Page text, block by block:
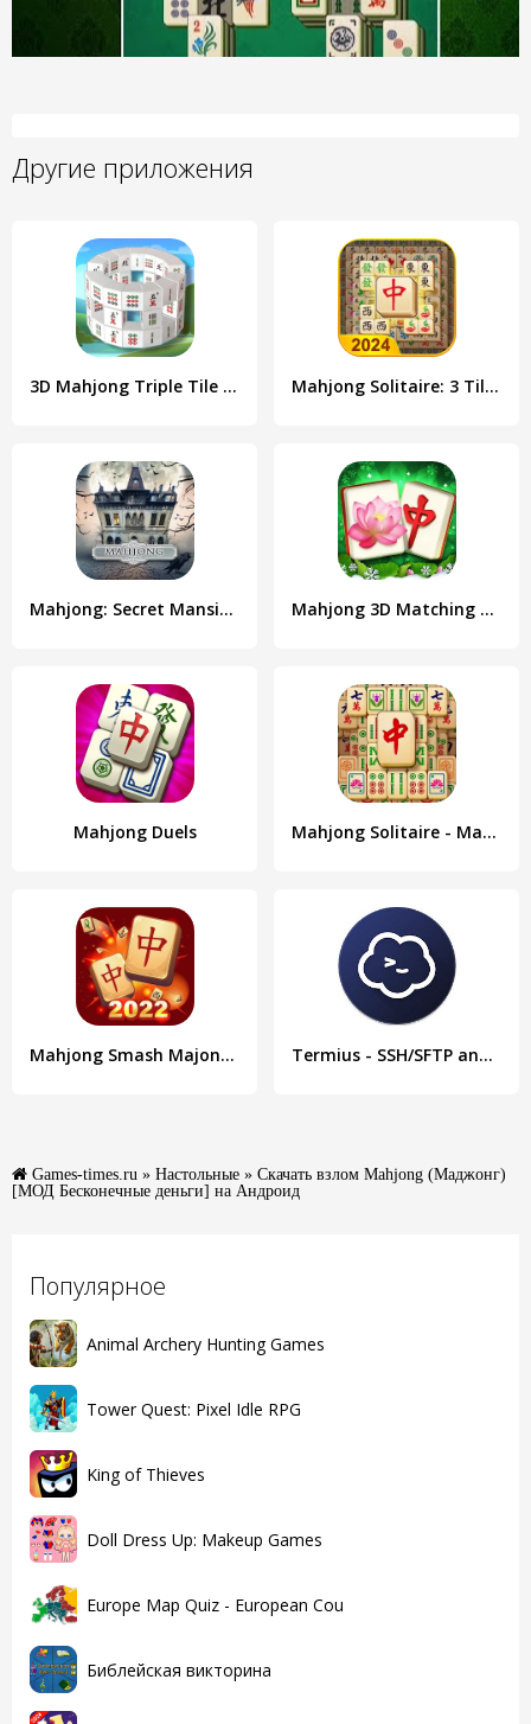
Популярное
Animal Archery Hunting Games
Tower Quest: Pixel Idle RPG
King of Thieves
Doll Dress Up: Makeup Games
Europe Map Quiz - European Cou
Библейская викторина
Другие приложения
3D Mahjong Triple Tile Match Mahjong Solitaire: 3 Tiles
Mahjong: Secret Mansion Mahjong 3D Matching Puzzle
Mahjong Duels Mahjong Solitaire - Master
Mahjong Smash Majong Solitaire Termius - SSH/SFTP and Telnet client
Games-times.ru » Настольные » Скачать взлом Mahjong (Маджонг)
[МОД Бесконечные деньги] на Андроид